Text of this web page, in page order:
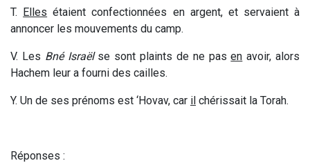
T. Elles étaient confectionnées en argent, et servaient à
annoncer les mouvements du camp.
V. Les Bné Israëlse sont plaints de ne pasen avoir, alors
Hachem leur a fourni des cailles.
Y. Un de ses prénoms est ‘Hovav, car il chérissait la Torah.
Réponses :